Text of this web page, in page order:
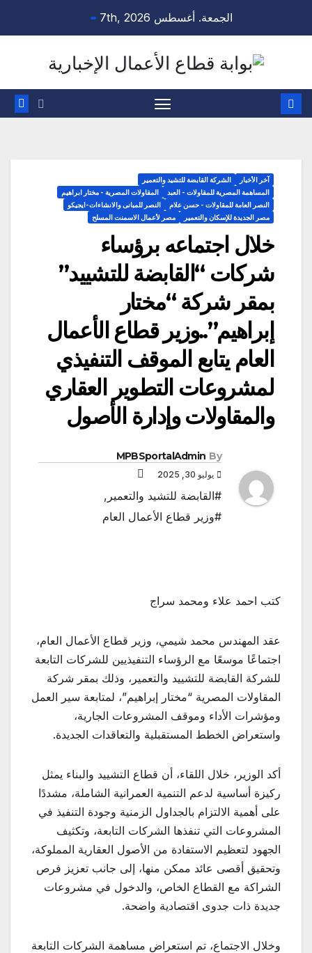
الجمعة. أغسطس 7th, 2026
آخر الأخبار
الشركة القابضة للتشيد والتعمير
المساهمة المصرية للمقاولات - العبد
المقاولات المصرية - مختار ابراهيم
النصر العامة للمقاولات - حسن علام
النصر للمبانى والانشاءات-ايجيكو
مصر الجديدة للإسكان والتعمير
مصر لأعمال الاسمنت المسلح
خلال اجتماعه برؤساء
شركات “القابضة للتشييد”
بمقر شركة “مختار
إبراهيم”..وزير قطاع الأعمال
العام يتابع الموقف التنفيذي
لمشروعات التطوير العقاري
والمقاولات وإدارة الأصول
By
MPBSportalAdmin
يوليو 30, 2025
#القابضة للتشيد والتعمير ,
#وزير قطاع الأعمال العام
كتب احمد علاء ومحمد سراج
عقد المهندس محمد شيمي، وزير قطاع الأعمال العام،
اجتماعًا موسعًا مع الرؤساء التنفيذيين للشركات التابعة
للشركة القابضة للتشييد والتعمير، وذلك بمقر شركة
المقاولات المصرية “مختار إبراهيم”، لمتابعة سير العمل
ومؤشرات الأداء وموقف المشروعات الجارية،
واستعراض الخطط المستقبلية والتعاقدات الجديدة.
أكد الوزير، خلال اللقاء، أن قطاع التشييد والبناء يمثل
ركيزة أساسية لدعم التنمية العمرانية الشاملة، مشددًا
على أهمية الالتزام بالجداول الزمنية وجودة التنفيذ في
المشروعات التي تنفذها الشركات التابعة، وتكثيف
الجهود لتعظيم الاستفادة من الأصول العقارية المملوكة،
وتحقيق أقصى عائد ممكن منها، إلى جانب تعزيز فرص
الشراكة مع القطاع الخاص، والدخول في مشروعات
جديدة ذات جدوى اقتصادية واضحة.
وخلال الاجتماع، تم استعراض مساهمة الشركات التابعة